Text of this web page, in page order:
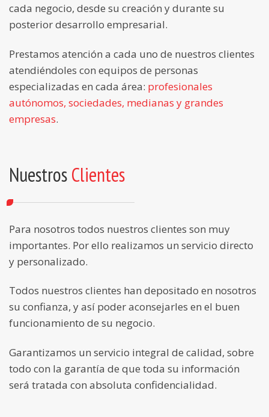
cada negocio, desde su creación y durante su
posterior desarrollo empresarial.
Prestamos atención a cada uno de nuestros clientes
atendiéndoles con equipos de personas
especializadas en cada área: profesionales
autónomos, sociedades, medianas y grandes
empresas.
NuestrosClientes
Para nosotros todos nuestros clientes son muy
importantes. Por ello realizamos un servicio directo
y personalizado.
Todos nuestros clientes han depositado en nosotros
su confianza, y así poder aconsejarles en el buen
funcionamiento de su negocio.
Garantizamos un servicio integral de calidad, sobre
todo con la garantía de que toda su información
será tratada con absoluta confidencialidad.